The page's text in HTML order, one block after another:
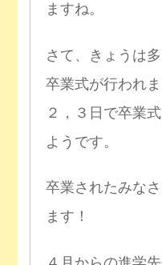
ますね。
さて、きょうは
卒業式が行われ
２，３日で卒業
ようです。
卒業されたみな
ます！